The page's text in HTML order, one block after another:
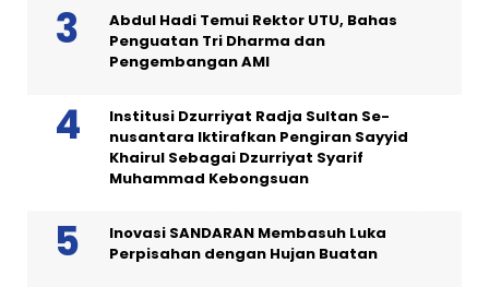
Abdul Hadi Temui Rektor UTU, Bahas
Penguatan Tri Dharma dan
Pengembangan AMI
Institusi Dzurriyat Radja Sultan Se-
nusantara Iktirafkan Pengiran Sayyid
Khairul Sebagai Dzurriyat Syarif
Muhammad Kebongsuan
Inovasi SANDARAN Membasuh Luka
Perpisahan dengan Hujan Buatan